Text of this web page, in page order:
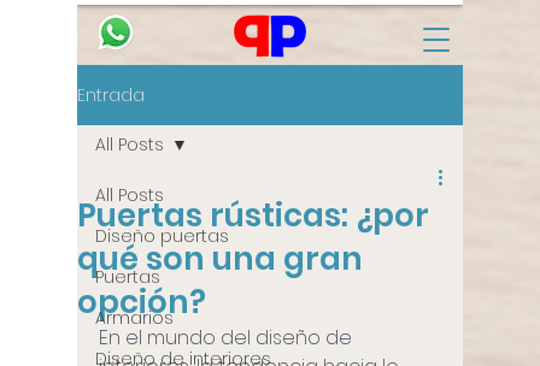
Entrada
All Posts
Diseño puertas
Puertas
Armarios
Diseño de interiores
All Posts
Puertas rústicas: ¿por
qué son una gran
opción?
En el mundo del diseño de